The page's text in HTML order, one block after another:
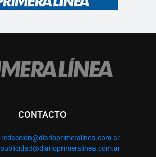
CONTACTO
redacción@diarioprimeralinea.com.ar
publicidad@diarioprimeralinea.com.ar